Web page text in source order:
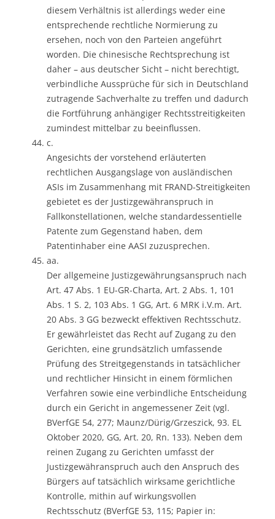
diesem Verhältnis ist allerdings weder eine
entsprechende rechtliche Normierung zu
ersehen, noch von den Parteien angeführt
worden. Die chinesische Rechtsprechung ist
daher – aus deutscher Sicht – nicht berechtigt,
verbindliche Aussprüche für sich in Deutschland
zutragende Sachverhalte zu treffen und dadurch
die Fortführung anhängiger Rechtsstreitigkeiten
zumindest mittelbar zu beeinflussen.
c.
Angesichts der vorstehend erläuterten
rechtlichen Ausgangslage von ausländischen
ASIs im Zusammenhang mit FRAND-Streitigkeiten
gebietet es der Justizgewähranspruch in
Fallkonstellationen, welche standardessentielle
Patente zum Gegenstand haben, dem
Patentinhaber eine AASI zuzusprechen.
aa.
Der allgemeine Justizgewährungsanspruch nach
Art. 47 Abs. 1 EU-GR-Charta, Art. 2 Abs. 1, 101
Abs. 1 S. 2, 103 Abs. 1 GG, Art. 6 MRK i.V.m. Art.
20 Abs. 3 GG bezweckt effektiven Rechtsschutz.
Er gewährleistet das Recht auf Zugang zu den
Gerichten, eine grundsätzlich umfassende
Prüfung des Streitgegenstands in tatsächlicher
und rechtlicher Hinsicht in einem förmlichen
Verfahren sowie eine verbindliche Entscheidung
durch ein Gericht in angemessener Zeit (vgl.
BVerfGE 54, 277; Maunz/Dürig/Grzeszick, 93. EL
Oktober 2020, GG, Art. 20, Rn. 133). Neben dem
reinen Zugang zu Gerichten umfasst der
Justizgewähranspruch auch den Anspruch des
Bürgers auf tatsächlich wirksame gerichtliche
Kontrolle, mithin auf wirkungsvollen
Rechtsschutz (BVerfGE 53, 115; Papier in: